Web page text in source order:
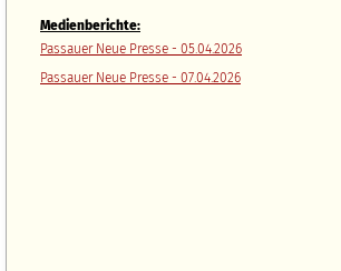
Medienberichte:
Passauer Neue Presse - 05.04.2026
Passauer Neue Presse - 07.04.2026